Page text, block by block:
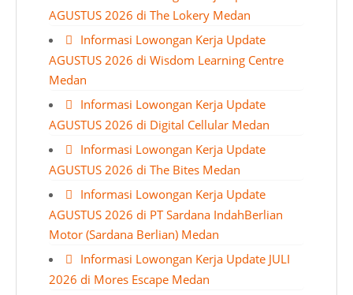
AGUSTUS 2026 di The Lokery Medan
Informasi Lowongan Kerja Update
AGUSTUS 2026 di Wisdom Learning Centre
Medan
Informasi Lowongan Kerja Update
AGUSTUS 2026 di Digital Cellular Medan
Informasi Lowongan Kerja Update
AGUSTUS 2026 di The Bites Medan
Informasi Lowongan Kerja Update
AGUSTUS 2026 di PT Sardana IndahBerlian
Motor (Sardana Berlian) Medan
Informasi Lowongan Kerja Update JULI
2026 di Mores Escape Medan